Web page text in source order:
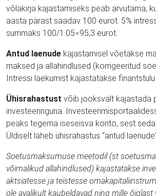
võlakirja kajastamiseks peab arvutama,
aasta pärast saadav 100 eurot. 5%
summaks 100/1.05=95,3 eurot.
Antud laenude kajastamisel võetakse
maksed ja allahindlused (korrigeeritud
Intressi laekumist kajastatakse finantstulu
Ühisrahastust võib jooksvalt kajastada
investeeringuna.
peaks tegema iseseisva konto, sest seda
Üldiselt läheb ühisrahastus “antud
Soetusmaksumuse meetodil (st
võimalikud allahindlused) kajastatakse
aktsiatesse ja teistesse
ole avalikult kaubeldavad ning mille õiglast